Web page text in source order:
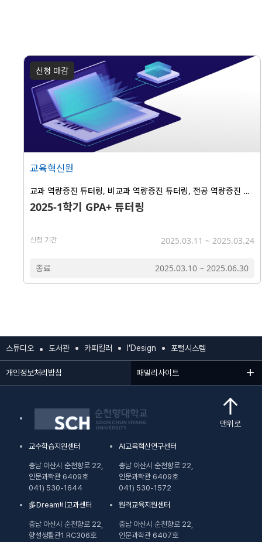
신청 마감
교육혁신원
2025-1학기 GPA+ 튜터링
교과 역량증진 튜터링, 비교과 역량증진 튜터링, 전공 역량증진 튜터링
종료 2025.03.10 ~ 2025.06.30
신청 기간 2025.03.11 ~ 2025.03.24
스튜디오 도서관 카피킬러 I’Design 포털시스템
개인정보처리방침 패밀리사이트
교수학습지원센터
충남 아산시 순천향로 22,
인문과학관 6409호
041) 530-1644
AI교육혁신연구센터
충남 아산시 순천향로 22,
인문과학관 6409호
041) 530-1572
多Dream비교과센터
충남 아산시 순천향로 22,
향설생활관1 RC306호
원격교육지원센터
충남 아산시 순천향로 22,
인문과학관 6407호
맨위로